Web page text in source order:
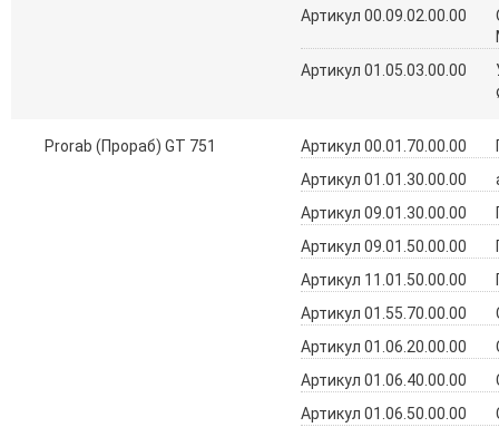
Артикул 00.09.02.00.00
Артикул 01.05.03.00.00
Prorab (Прораб) GT 751 Артикул 00.01.70.00.00
Артикул 01.01.30.00.00
Артикул 09.01.30.00.00
Артикул 09.01.50.00.00
Артикул 11.01.50.00.00
Артикул 01.55.70.00.00
Артикул 01.06.20.00.00
Артикул 01.06.40.00.00
Артикул 01.06.50.00.00